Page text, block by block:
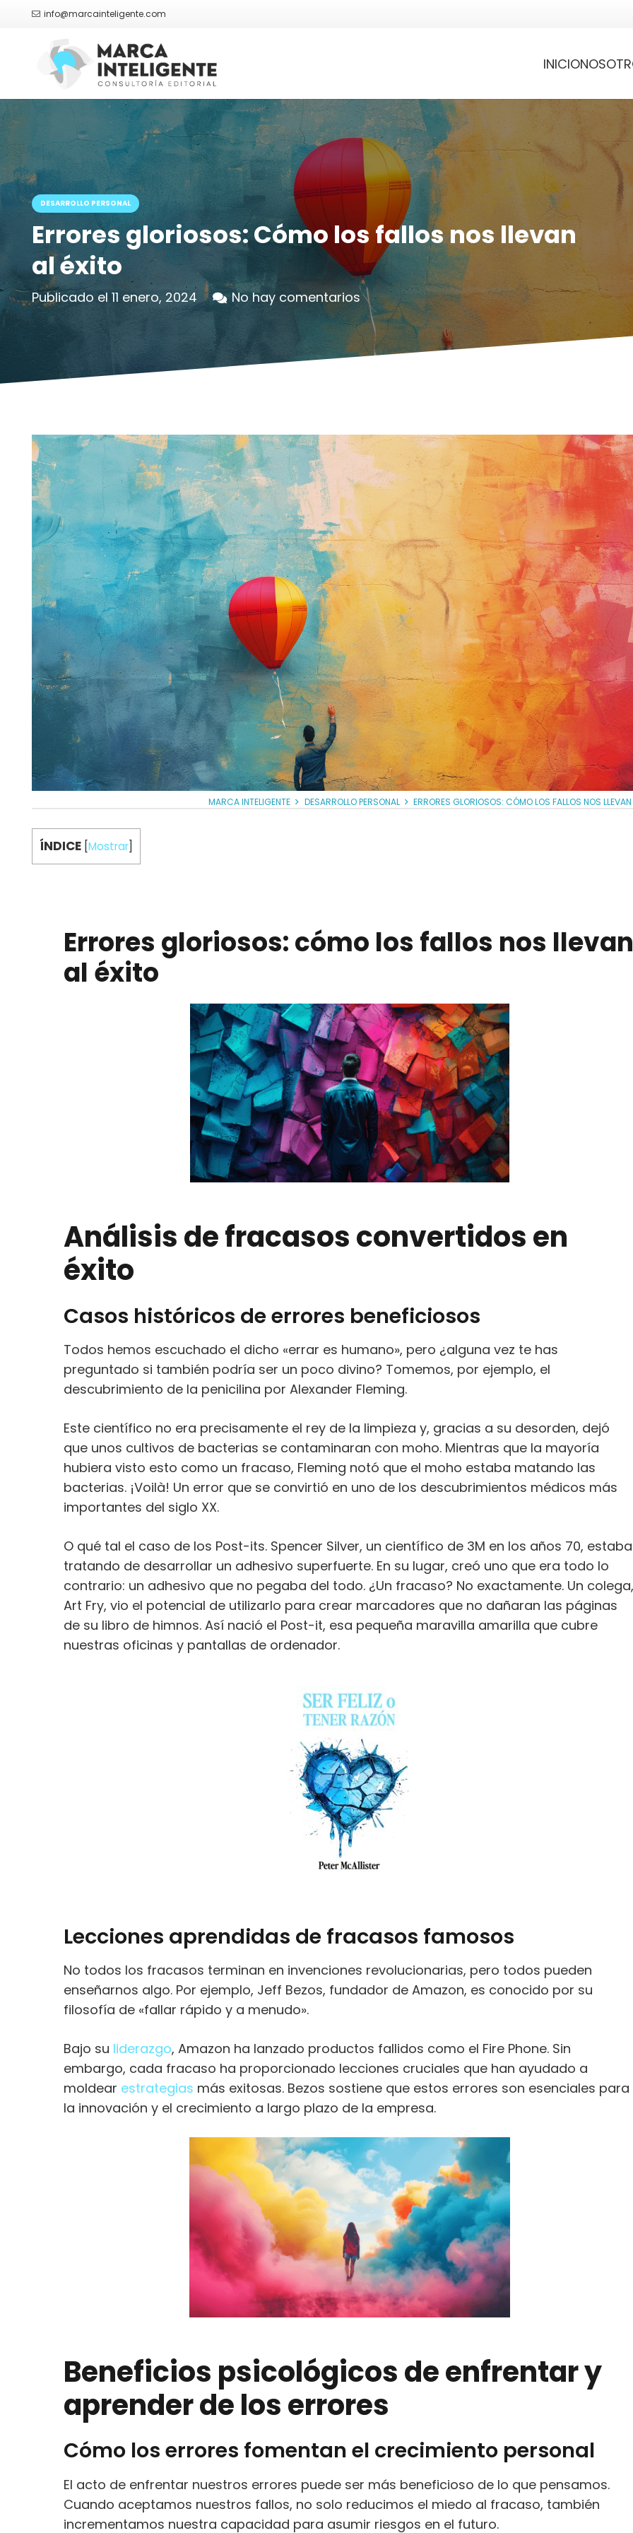
info@marcainteligente.com
INICIO
DESARROLLO PERSONAL
Errores gloriosos: Cómo los fallos nos llevan
al éxito
Publicado el 11 enero, 2024 No hay comentarios
MARCA INTELIGENTE DESARROLLO PERSONAL ERRORES GLORIOSOS: CÓMO LOS FALLOS NOS LLEVAN
ÍNDICE Mostrar
Errores gloriosos: cómo los fallos nos llevan
al éxito
Análisis de fracasos convertidos en
éxito
Casos históricos de errores beneficiosos
Todos hemos escuchado el dicho «errar es humano», pero ¿alguna vez te has
preguntado si también podría ser un poco divino? Tomemos, por ejemplo, el
descubrimiento de la penicilina por Alexander Fleming.
Este científico no era precisamente el rey de la limpieza y, gracias a su desorden, dejó
que unos cultivos de bacterias se contaminaran con moho. Mientras que la mayoría
hubiera visto esto como un fracaso, Fleming notó que el moho estaba matando las
bacterias. ¡Voilà! Un error que se convirtió en uno de los descubrimientos médicos más
importantes del siglo XX.
O qué tal el caso de los Post-its. Spencer Silver, un científico de 3M en los años 70, estaba
tratando de desarrollar un adhesivo superfuerte. En su lugar, creó uno que era todo lo
contrario: un adhesivo que no pegaba del todo. ¿Un fracaso? No exactamente. Un colega,
Art Fry, vio el potencial de utilizarlo para crear marcadores que no dañaran las páginas
de su libro de himnos. Así nació el Post-it, esa pequeña maravilla amarilla que cubre
nuestras oficinas y pantallas de ordenador.
Lecciones aprendidas de fracasos famosos
No todos los fracasos terminan en invenciones revolucionarias, pero todos pueden
enseñarnos algo. Por ejemplo, Jeff Bezos, fundador de Amazon, es conocido por su
filosofía de «fallar rápido y a menudo».
Bajo su liderazgo, Amazon ha lanzado productos fallidos como el Fire Phone. Sin
embargo, cada fracaso ha proporcionado lecciones cruciales que han ayudado a
moldear estrategias más exitosas. Bezos sostiene que estos errores son esenciales para
la innovación y el crecimiento a largo plazo de la empresa.
Beneficios psicológicos de enfrentar y
aprender de los errores
Cómo los errores fomentan el crecimiento personal
El acto de enfrentar nuestros errores puede ser más beneficioso de lo que pensamos.
Cuando aceptamos nuestros fallos, no solo reducimos el miedo al fracaso, también
incrementamos nuestra capacidad para asumir riesgos en el futuro.